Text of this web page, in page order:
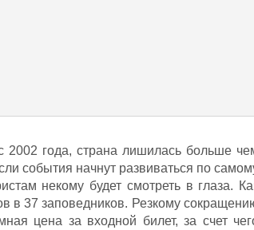
2002 года, страна лишилась больше
события начнут развиваться по
некому будет смотреть в глаза.
в 37 заповедников. Резкому
цена за входной билет, за счет